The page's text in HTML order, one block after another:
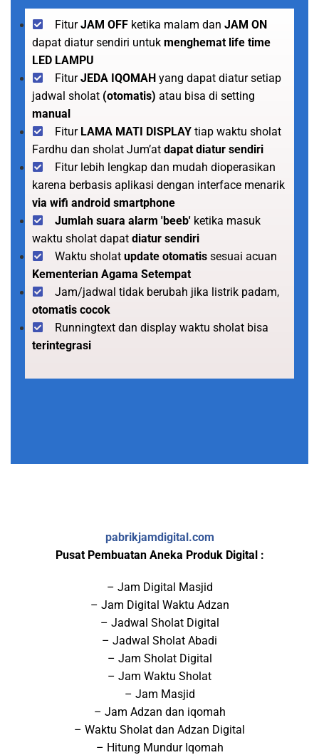
FiturJAM OFF ketika malam dan JAM ON
dapat diatur sendiri untuk menghemat life time
LED LAMPU
FiturJEDA IQOMAH yang dapat diatur setiap
jadwal sholat (otomatis) atau bisa di setting
manual
Fitur LAMA MATI DISPLAY tiap waktu sholat
Fardhu dan sholat Jum’at dapat diatur sendiri
Fitur lebih lengkap dan mudah dioperasikan
karena berbasis aplikasi dengan interface menarik
via wifi android smartphone
Jumlah suara alarm 'beeb' ketika masuk
waktu sholat dapat diatur sendiri
Waktu sholat update otomatis sesuai acuan
Kementerian Agama Setempat
Jam/jadwal tidak berubah jika listrik padam,
otomatis cocok
Runningtext dan display waktu sholat bisa
terintegrasi
pabrikjamdigital.com
Pusat Pembuatan Aneka Produk Digital :
– Jam Digital Masjid
– Jam Digital Waktu Adzan
– Jadwal Sholat Digital
– Jadwal Sholat Abadi
– Jam Sholat Digital
– Jam Waktu Sholat
– Jam Masjid
– Jam Adzan dan iqomah
– Waktu Sholat dan Adzan Digital
– Hitung Mundur Iqomah